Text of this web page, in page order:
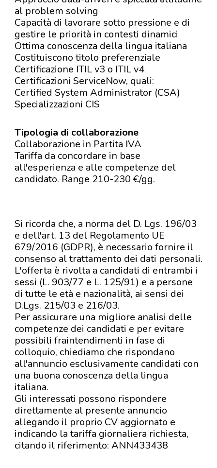
al problem solving
Capacità di lavorare sotto pressione e di
gestire le priorità in contesti dinamici
Ottima conoscenza della lingua italiana
Costituiscono titolo preferenziale
Certificazione ITIL v3 o ITIL v4
Certificazioni ServiceNow, quali:
Certified System Administrator (CSA)
Specializzazioni CIS
Tipologia di collaborazione
Collaborazione in Partita IVA
Tariffa da concordare in base
all'esperienza e alle competenze del
candidato. Range 210-230 €/gg.
Si ricorda che, a norma del D. Lgs. 196/03
e dell'art. 13 del Regolamento UE
679/2016 (GDPR), è necessario fornire il
consenso al trattamento dei dati personali.
L'offerta è rivolta a candidati di entrambi i
sessi (L. 903/77 e L. 125/91) e a persone
di tutte le età e nazionalità, ai sensi dei
D.Lgs. 215/03 e 216/03.
Per assicurare una migliore analisi delle
competenze dei candidati e per evitare
possibili fraintendimenti in fase di
colloquio, chiediamo che rispondano
all'annuncio esclusivamente candidati con
una buona conoscenza della lingua
italiana.
Gli interessati possono rispondere
direttamente al presente annuncio
allegando il proprio CV aggiornato e
indicando la tariffa giornaliera richiesta,
citando il riferimento: ANN433438